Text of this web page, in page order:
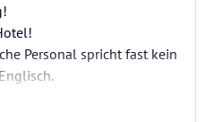
durch HolidayCheck. Bitte
Personal spricht fast kein